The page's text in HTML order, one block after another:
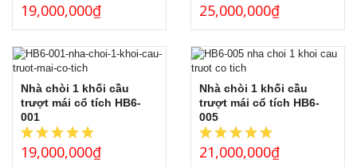
19,000,000₫ 25,000,000₫
Nhà chòi 1 khối cầu
trượt mái cổ tích HB6-
001
19,000,000₫
Nhà chòi 1 khối cầu
trượt mái cổ tích HB6-
005
21,000,000₫